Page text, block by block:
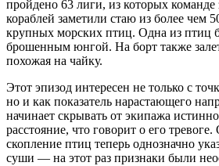
пройдено 63 лиги, из которых команде
кораблей заметили стаю из более чем
крупных морских птиц. Одна из птиц
брошенным юнгой. На борт также
похожая на чайку.
Этот эпизод интересен не только с
но и как показатель нарастающего
начинает скрывать от экипажа
расстояние, что говорит о его
скопление птиц теперь однозначно
суши — на этот раз признаки были